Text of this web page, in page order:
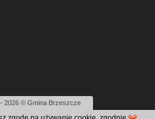
2026 © Gmina Brzeszcze